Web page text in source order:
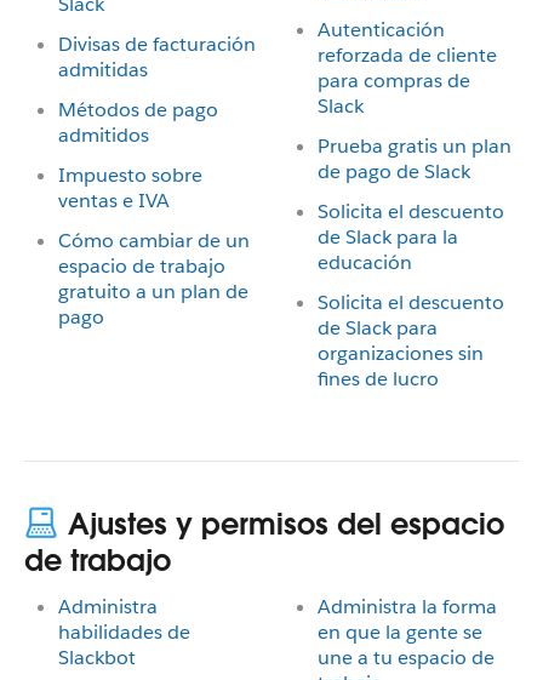
Divisas de facturación
admitidas
Métodos de pago
admitidos
Impuesto sobre
ventas e IVA
Cómo cambiar de un
espacio de trabajo
gratuito a un plan de
pago
Autenticación
reforzada de cliente
para compras de
Slack
Prueba gratis un plan
de pago de Slack
Solicita el descuento
de Slack para la
educación
Solicita el descuento
de Slack para
organizaciones sin
fines de lucro
Ajustes y permisos del espacio
de trabajo
Administra
habilidades de
Slackbot
Administra la forma
en que la gente se
une a tu espacio de